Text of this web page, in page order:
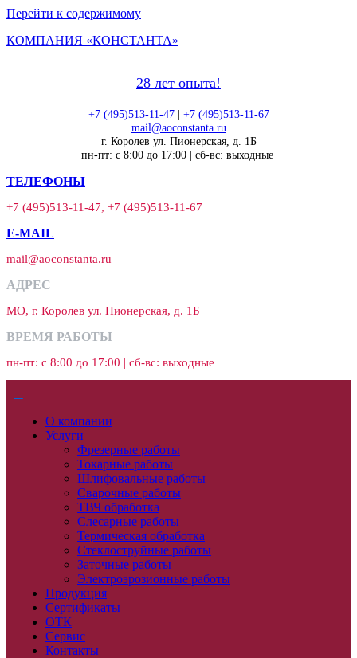
Перейти к содержимому
КОМПАНИЯ «КОНСТАНТА»
28 лет опыта!
+7 (495)513-11-47| +7 (495)513-11-67
mail@aoconstanta.ru
г. Королев ул. Пионерская, д. 1Б
пн-пт: с 8:00 до 17:00 | сб-вс: выходные
ТЕЛЕФОНЫ
+7 (495)513-11-47, +7 (495)513-11-67
E-MAIL
mail@aoconstanta.ru
АДРЕС
МО, г. Королев ул. Пионерская, д. 1Б
ВРЕМЯ РАБОТЫ
пн-пт: с 8:00 до 17:00 | сб-вс: выходные
О компании
Услуги
Фрезерные работы
Токарные работы
Шлифовальные работы
Сварочные работы
ТВЧ обработка
Слесарные работы
Термическая обработка
Стеклоструйные работы
Заточные работы
Электроэрозионные работы
Продукция
Сертификаты
ОТК
Сервис
Контакты